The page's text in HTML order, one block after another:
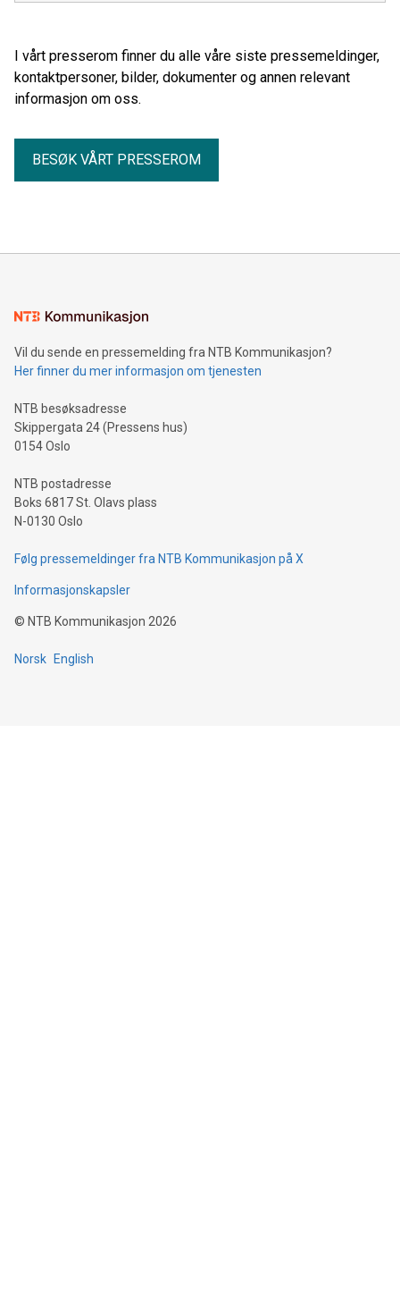
I vårt presserom finner du alle våre siste pressemeldinger,
kontaktpersoner, bilder, dokumenter og annen relevant
informasjon om oss.
BESØK VÅRT PRESSEROM
Vil du sende en pressemelding fra NTB Kommunikasjon?
Her finner du mer informasjon om tjenesten
NTB besøksadresse
Skippergata 24 (Pressens hus)
0154 Oslo
NTB postadresse
Boks 6817 St. Olavs plass
N-0130 Oslo
Følg pressemeldinger fra NTB Kommunikasjon på X
Informasjonskapsler
© NTB Kommunikasjon 2026
Norsk English